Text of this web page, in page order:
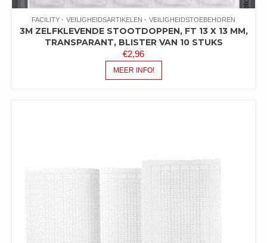
FACILITY VEILIGHEIDSARTIKELEN VEILIGHEIDSTOEBEHOREN
3M ZELFKLEVENDE STOOTDOPPEN, FT 13 X 13 MM,
TRANSPARANT, BLISTER VAN 10 STUKS
€2,96
MEER INFO!